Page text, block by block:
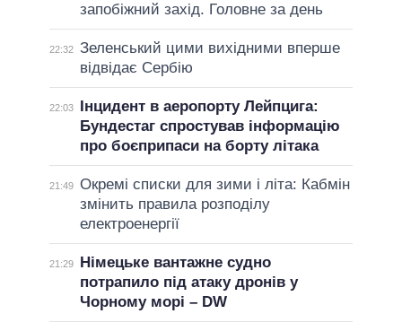
запобіжний захід. Головне за день
22:32 Зеленський цими вихідними вперше
відвідає Сербію
22:03
Інцидент в аеропорту Лейпцига:
Бундестаг спростував інформацію
про боєприпаси на борту літака
21:49 Окремі списки для зими і літа: Кабмін
змінить правила розподілу
електроенергії
21:29
Німецьке вантажне судно
потрапило під атаку дронів у
Чорному морі – DW